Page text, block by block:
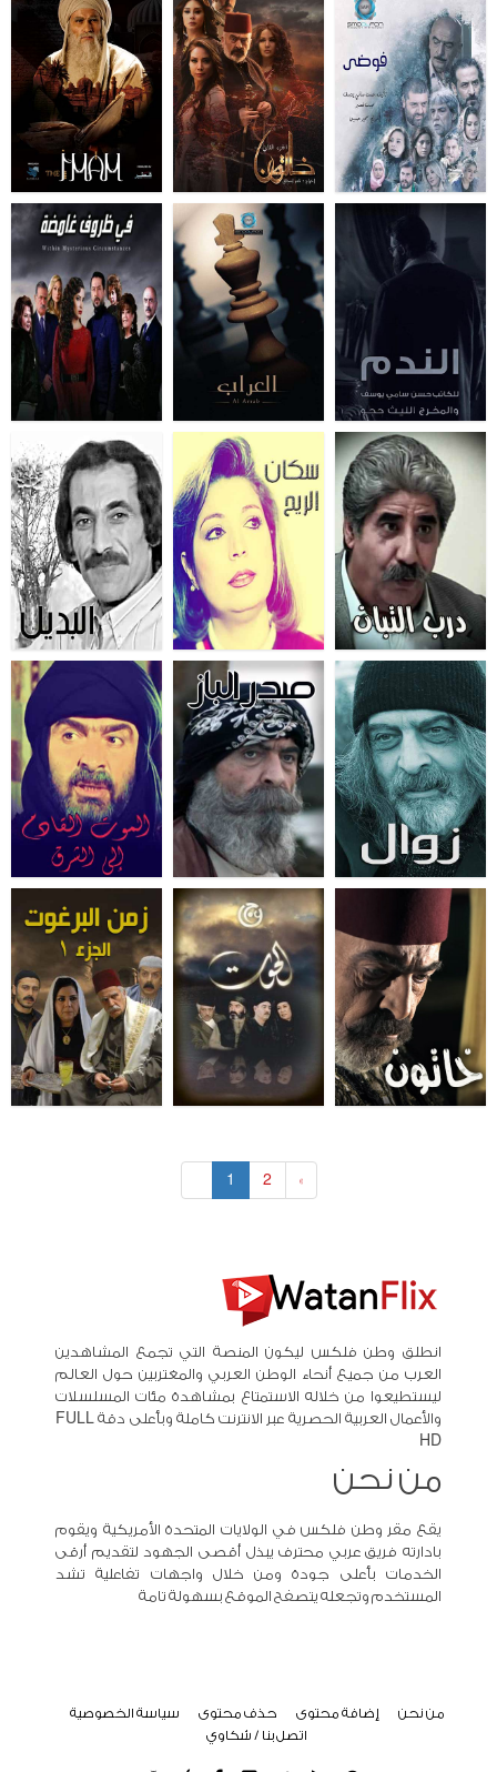
1 2 »
انطلق وطن فلكس ليكون المنصة التي تجمع المشاهدين
العرب من جميع أنحاء الوطن العربي والمغتربين حول العالم
ليستطيعوا من خلاله الاستمتاع بمشاهدة مئات المسلسلات
والأعمال العربية الحصرية عبر الانترنت كاملة وبأعلى دقة FULL
HD
من نحن
يقع مقر وطن فلكس في الولايات المتحدة الأمريكية ويقوم
بادارته فريق عربي محترف يبذل أقصى الجهود لتقديم أرقى
الخدمات بأعلى جودة ومن خلال واجهات تفاعلية تشد
المستخدم وتجعله يتصفح الموقع بسهولة تامة
من نحن إضافة محتوى حذف محتوى
سياسة الخصوصية
اتصل بنا / شكاوي